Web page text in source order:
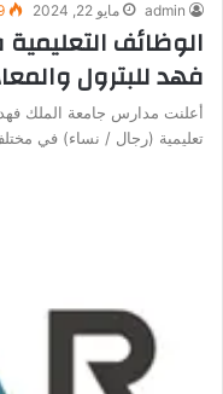
admin مايو 22, 2024
الوظائف
فهد للبترول
أعلنت مدارس جامعة الملك
تعليمية (رجال / نساء) في